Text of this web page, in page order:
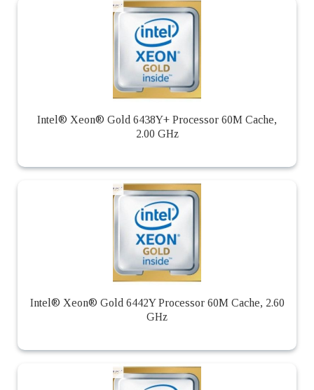
Intel® Xeon® Gold 6438Y+ Processor 60M Cache,
2.00 GHz
Intel® Xeon® Gold 6442Y Processor 60M Cache, 2.60
GHz